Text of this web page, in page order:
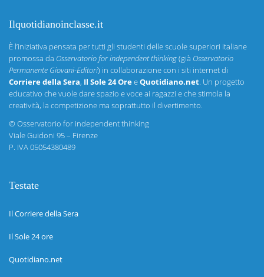
Ilquotidianoinclasse.it
È l’iniziativa pensata per tutti gli studenti delle scuole superiori italiane
promossa da Osservatorio for independent thinking(già Osservatorio
Permanente Giovani-Editori) in collaborazione con i siti internet di
Corriere della Sera, Il Sole 24 OreeQuotidiano.net. Un progetto
educativo che vuole dare spazio e voce ai ragazzi e che stimola la
creatività, la competizione ma soprattutto il divertimento.
©Osservatorio for independent thinking
Viale Guidoni 95 – Firenze
P. IVA 05054380489
Testate
Il Corriere della Sera
Il Sole 24 ore
Quotidiano.net